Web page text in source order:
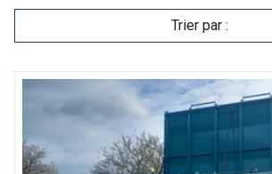
Trier par :